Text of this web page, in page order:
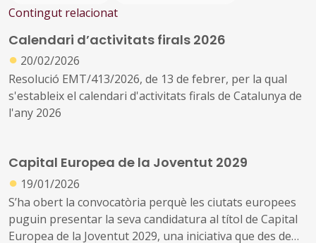
Contingut relacionat
Calendari d’activitats firals 2026
● 20/02/2026
Resolució EMT/413/2026, de 13 de febrer, per la qual
s'estableix el calendari d'activitats firals de Catalunya de
l'any 2026
Capital Europea de la Joventut 2029
● 19/01/2026
S’ha obert la convocatòria perquè les ciutats europees
puguin presentar la seva candidatura al títol de Capital
Europea de la Joventut 2029, una iniciativa que des de